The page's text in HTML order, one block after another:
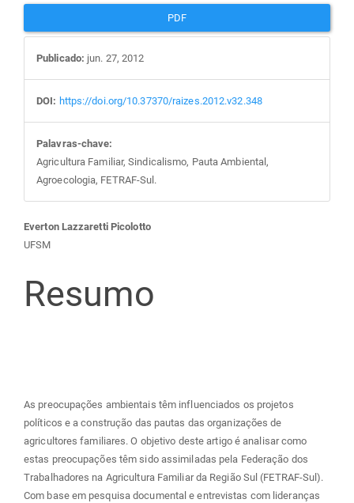
PDF
Publicado: jun. 27, 2012
DOI: https://doi.org/10.37370/raizes.2012.v32.348
Palavras-chave:
Agricultura Familiar, Sindicalismo, Pauta Ambiental,
Agroecologia, FETRAF-Sul.
Conteúdo
do
artigo
Everton Lazzaretti Picolotto
UFSM
Resumo
As preocupações ambientais têm influenciados os projetos
políticos e a construção das pautas das organizações de
agricultores familiares. O objetivo deste artigo é analisar como
estas preocupações têm sido assimiladas pela Federação dos
Trabalhadores na Agricultura Familiar da Região Sul (FETRAF-Sul).
Com base em pesquisa documental e entrevistas com lideranças